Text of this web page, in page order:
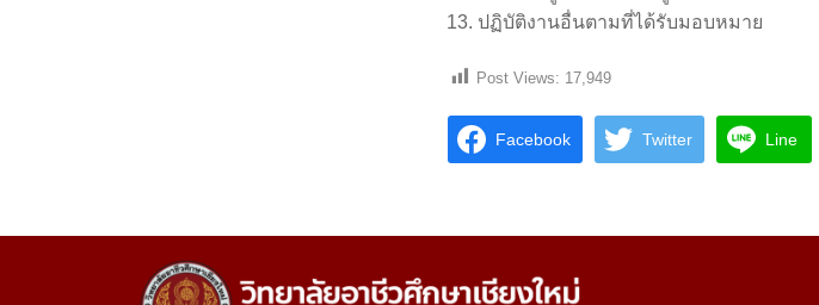
ปฏิบัติงานอื่นตามที่ได้รับมอบหมาย
Post Views: 17,949
Facebook Twitter Line